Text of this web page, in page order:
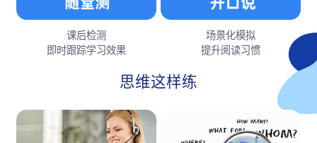
课后检测
即时跟踪学习效果
场景化模拟
提升阅读习惯
思维这样练